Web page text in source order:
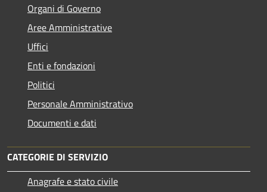
Organi di Governo
Aree Amministrative
Uffici
Enti e fondazioni
Politici
Personale Amministrativo
Documenti e dati
CATEGORIE DI SERVIZIO
Anagrafe e stato civile